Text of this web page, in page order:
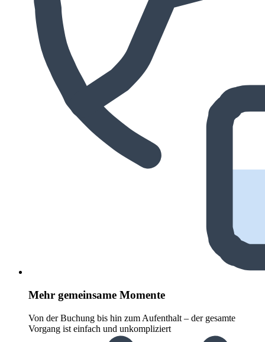
Mehr gemeinsame Momente
Von der Buchung bis hin zum Aufenthalt – der gesamte
Vorgang ist einfach und unkompliziert